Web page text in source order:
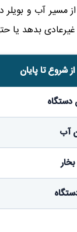
مسیر آب و
بدهد یا
شروع تا پایان
آب